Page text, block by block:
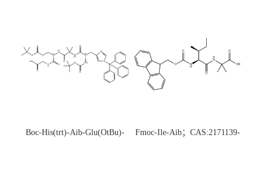
Boc-His(trt)-Aib-Glu(OtBu)-
Fmoc-Ile-Aib；CAS:2171139-